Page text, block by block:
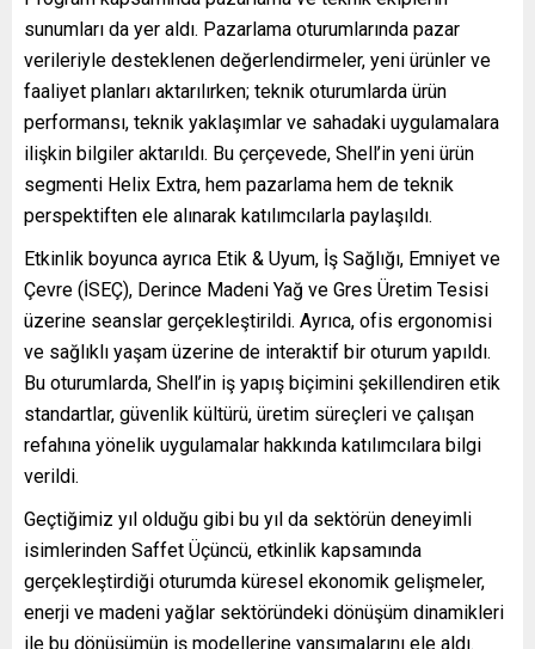
sunumları da yer aldı. Pazarlama oturumlarında pazar
verileriyle desteklenen değerlendirmeler, yeni ürünler ve
faaliyet planları aktarılırken; teknik oturumlarda ürün
performansı, teknik yaklaşımlar ve sahadaki uygulamalara
ilişkin bilgiler aktarıldı. Bu çerçevede, Shell’in yeni ürün
segmenti Helix Extra, hem pazarlama hem de teknik
perspektiften ele alınarak katılımcılarla paylaşıldı.
Etkinlik boyunca ayrıca Etik & Uyum, İş Sağlığı, Emniyet ve
Çevre (İSEÇ), Derince Madeni Yağ ve Gres Üretim Tesisi
üzerine seanslar gerçekleştirildi. Ayrıca, ofis ergonomisi
ve sağlıklı yaşam üzerine de interaktif bir oturum yapıldı.
Bu oturumlarda, Shell’in iş yapış biçimini şekillendiren etik
standartlar, güvenlik kültürü, üretim süreçleri ve çalışan
refahına yönelik uygulamalar hakkında katılımcılara bilgi
verildi.
Geçtiğimiz yıl olduğu gibi bu yıl da sektörün deneyimli
isimlerinden Saffet Üçüncü, etkinlik kapsamında
gerçekleştirdiği oturumda küresel ekonomik gelişmeler,
enerji ve madeni yağlar sektöründeki dönüşüm dinamikleri
ile bu dönüşümün iş modellerine yansımalarını ele aldı.